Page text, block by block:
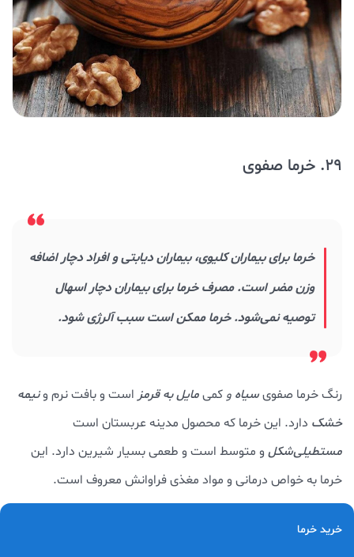
29. خرما صفوی
خرما برای بیماران کلیوی، بیماران دیابتی و افراد دچار اضافه
وزن مضر است. مصرف خرما برای بیماران دچار اسهال
توصیه نمی‌شود. خرما ممکن است سبب آلرژی شود.
رنگ خرما صفویسیاه و کمیمایل به قرمز است و بافت نرم ونیمه
خشک دارد. این خرما که محصول مدینه عربستان است
مستطیلی‌شکل و متوسط است و طعمی بسیار شیرین دارد. این
خرما به خواص درمانی و مواد مغذی‌ فراوانش معروف است.
30. خرما صقعی
خرید خرما